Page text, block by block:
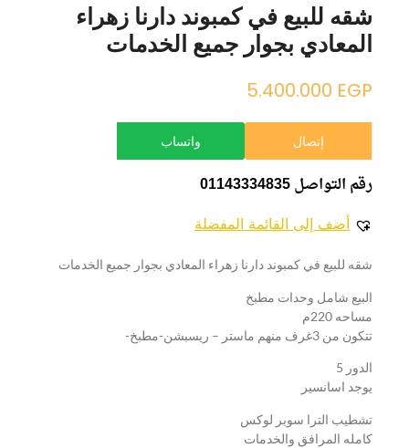
شقه للبيع في كمبوند دارنا زهراء
المعادي بجوار جميع الخدمات
5.400.000 EGP
إتصال واتساب
رقم التواصل 01143334835
أضف إلى القائمة المفضلة
شقه للبيع في كمبوند دارنا زهراء المعادي بجوار جميع الخدمات
البيع شامل وحدات مطبخ
مساحه 220م
تتكون من 3غرف منهم ماستر – ريسبشن-مطبخ-
الدور 5
يوجد اسانسير
تشطيب الترا سوبر لوكس
كامله المرافق والخدمات